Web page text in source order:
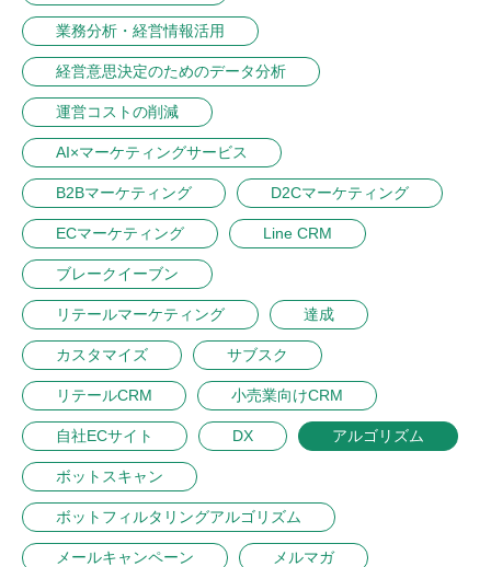
業務分析・経営情報活用
経営意思決定のためのデータ分析
運営コストの削減
AI×マーケティングサービス
B2Bマーケティング D2Cマーケティング
ECマーケティング Line CRM
ブレークイーブン
リテールマーケティング 達成
カスタマイズ サブスク
リテールCRM 小売業向けCRM
自社ECサイト DX アルゴリズム
ボットスキャン
ボットフィルタリングアルゴリズム
メールキャンペーン メルマガ